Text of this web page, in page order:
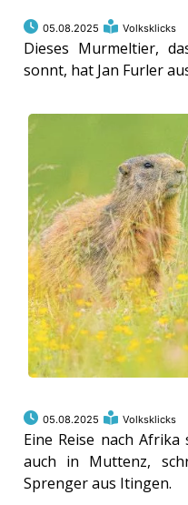
05.08.2025 Volksklicks
Dieses Murmeltier,
sonnt, hat Jan Furler
05.08.2025 Volksklicks
Eine Reise nach
auch in Muttenz,
Sprenger aus Itingen.